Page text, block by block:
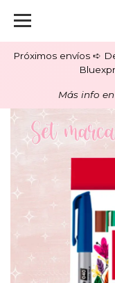
Próximos envíos ➪
Más info